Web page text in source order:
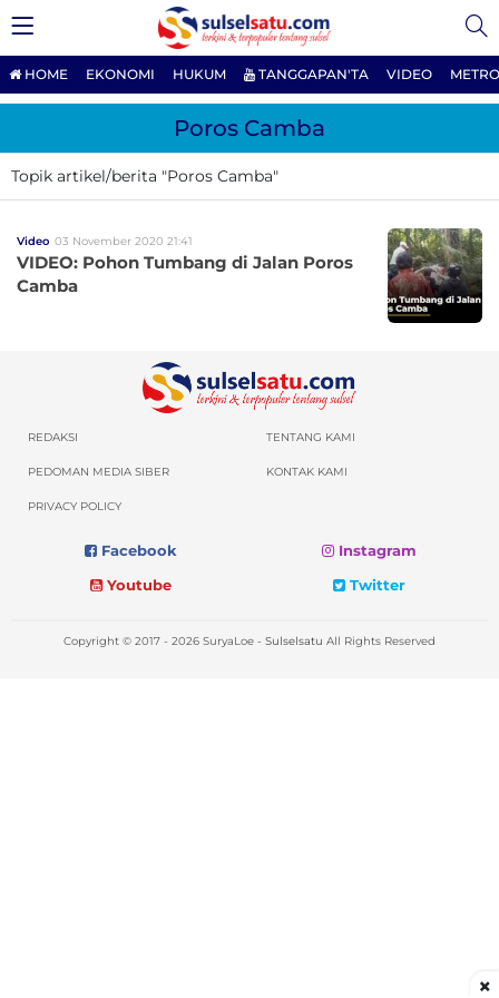
HOME EKONOMI HUKUM TANGGAPAN'TA VIDEO
Poros Camba
Topik artikel/berita "Poros Camba"
Video 03 November 2020 21:41
VIDEO: Pohon Tumbang di Jalan Poros
Camba
REDAKSI TENTANG KAMI
PEDOMAN MEDIA SIBER KONTAK KAMI
PRIVACY POLICY
Facebook
Instagram
Youtube
Twitter
Copyright © 2017 - 2026 SuryaLoe - Sulselsatu All Rights Reserved
×